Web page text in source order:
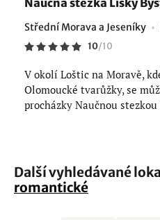
Naučná stezka Lišky
Střední Morava a Jeseníky
10/10
V okolí Loštic na Moravě,
Olomoucké tvarůžky, se
procházky Naučnou stezkou
Další vyhledávané
romantické